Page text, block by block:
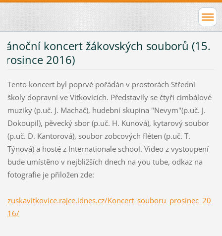
koncert žákovských souborů (15.
2016)
Tento koncert byl poprvé pořádán v prostorách Střední
školy dopravní ve Vítkovicích. Představily se čtyři cimbálové
muziky (p.uč. J. Machač), hudební skupina "Nevym"(p.uč. J.
Dokoupil), pěvecký sbor (p.uč. H. Kunová), kytarový soubor
(p.uč. D. Kantorová), soubor zobcových fléten (p.uč. T.
Týnová) a hosté z Internationale school. Video z vystoupení
bude umístěno v nejbližších dnech na you tube, odkaz na
fotografie je přiložen zde:
zuskavitkovice.rajce.idnes.cz/Koncert_souboru_prosinec_20
16/